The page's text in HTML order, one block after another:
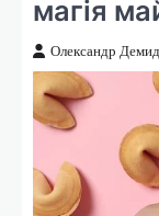
магія
Олександр